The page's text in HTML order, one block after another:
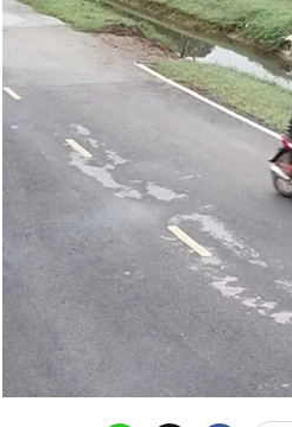
ดาวน์โหลดสนุกแอปฟรี
บริษัท อิมเมจ ฟิวเจอร์ (ประ